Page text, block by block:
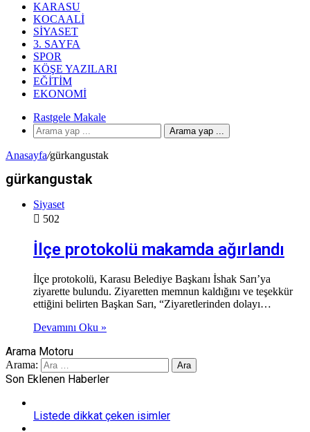
KARASU
KOCAALI
SIYASET
3. SAYFA
SPOR
KÖŞE YAZILARI
EĞITIM
EKONOMI
Rastgele Makale
Arama yap ...
Anasayfa/gürkangustak
gürkangustak
Siyaset
502
İlçe protokolü makamda ağırlandı
İlçe protokolü, Karasu Belediye Başkanı İshak Sarı’ya
ziyarette bulundu. Ziyaretten memnun kaldığını ve teşekkür
ettiğini belirten Başkan Sarı, “Ziyaretlerinden dolayı…
Devamını Oku »
Arama Motoru
Arama:
Son Eklenen Haberler
Listede dikkat çeken isimler